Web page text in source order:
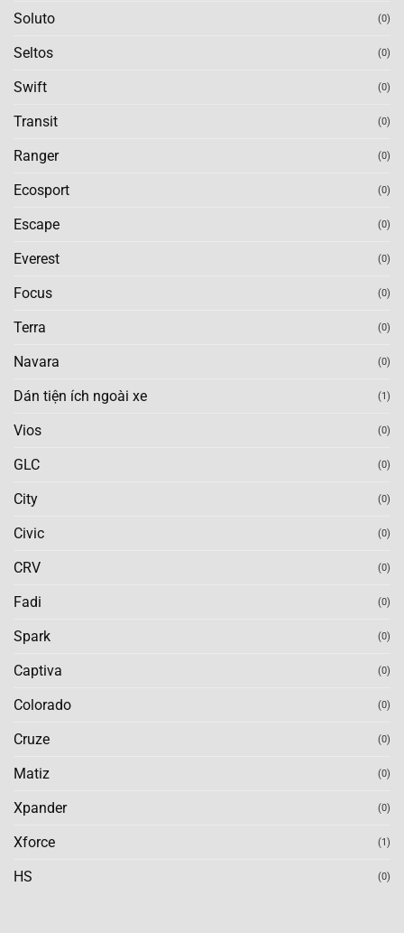
Soluto (0)
Seltos (0)
Swift (0)
Transit (0)
Ranger (0)
Ecosport (0)
Escape (0)
Everest (0)
Focus (0)
Terra (0)
Navara (0)
Dán tiện ích ngoài xe (1)
Vios (0)
GLC (0)
City (0)
Civic (0)
CRV (0)
Fadi (0)
Spark (0)
Captiva (0)
Colorado (0)
Cruze (0)
Matiz (0)
Xpander (0)
Xforce (1)
HS (0)